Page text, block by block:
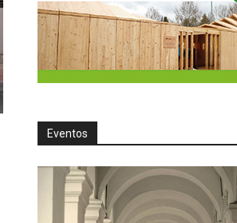
Eventos